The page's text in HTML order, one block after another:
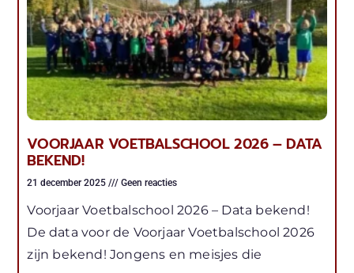
VOORJAAR VOETBALSCHOOL 2026 – DATA
BEKEND!
21 december 2025 Geen reacties
Voorjaar Voetbalschool 2026 – Data bekend!
De data voor de Voorjaar Voetbalschool 2026
zijn bekend! Jongens en meisjes die